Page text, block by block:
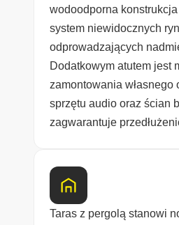
wodoodporna
system niewidocznych
odprowadzających
Dodatkowym atutem jest
zamontowania własnego
sprzętu audio oraz ścian
zagwarantuje
Taras z pergolą stanowi